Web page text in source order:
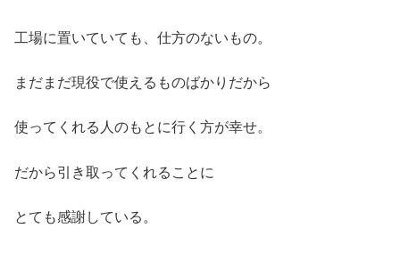
工場に置いていても、仕方のないもの。
まだまだ現役で使えるものばかりだから
使ってくれる人のもとに行く方が幸せ。
だから引き取ってくれることに
とても感謝している。